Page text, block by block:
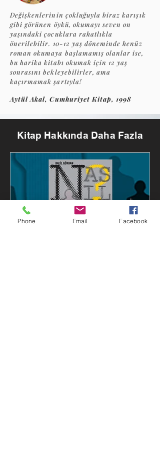
Değişkenlerinin çokluğuyla biraz karışık
gibi görünen öykü, okumayı seven on
yaşındaki çocuklara rahatlıkla
önerilebilir. 10-12 yaş döneminde henüz
roman okumaya başlamamış olanlar ise,
bu harika kitabı okumak için 12 yaş
sonrasını bekleyebilirler, ama
kaçırmamak şartıyla!
Aytül Akal, Cumhuriyet Kitap, 1998
Kitap Hakkında Daha Fazla
Phone Email Facebook